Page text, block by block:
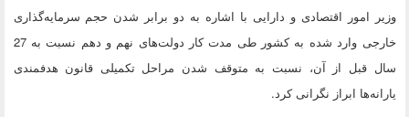
وزیر امور اقتصادی و دارایی با اشاره به دو برابر شدن حجم سرمایه‌گذاری
خارجی وارد شده به کشور طی مدت کار دولت‌های نهم و دهم نسبت به 27
سال قبل از آن، نسبت به متوقف شدن مراحل تکمیلی قانون هدفمندی‌
یارانه‌ها ابراز نگرانی کرد.